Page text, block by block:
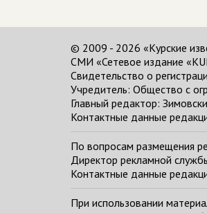
© 2009 - 2026 «Курские
СМИ «Сетевое издание
Свидетельство о
Учредитель: Общество с
Главный редактор:
Контактные данные
По вопросам размещения
Директор рекламной
Контактные данные
При использовании